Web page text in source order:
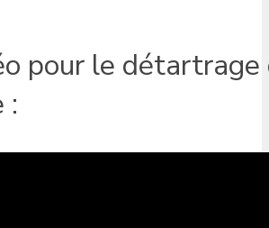
pour le détartrage
: